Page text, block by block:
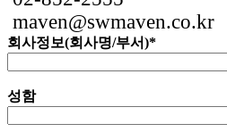
maven@swmaven.co.kr
회사정보(회사명/부서)*
성함